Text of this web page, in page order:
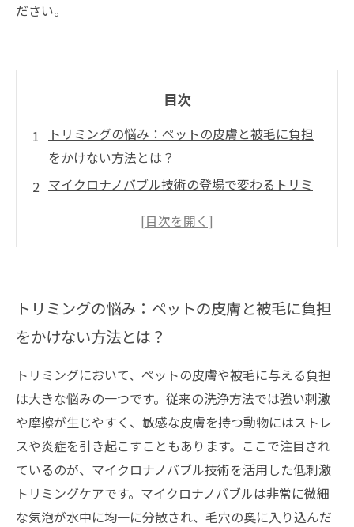
ださい。
目次
トリミングの悩み：ペットの皮膚と被毛に負担
をかけない方法とは？
マイクロナノバブル技術の登場で変わるトリミ
微細な気泡が毛穴の奥の汚れを優しく洗浄、低
たらす多彩なメリット
実際のトリミング現場で証明された効果とペッ
これからのトリミングに欠かせないマイクロナ
ノバブル技術とは？
ペットの快適ケアに向けた革新的な低刺激トリ
ミングの未来
トリミングの悩み：ペットの皮膚と被毛に負担
をかけない方法とは？
トリミングにおいて、ペットの皮膚や被毛に与える負担
は大きな悩みの一つです。従来の洗浄方法では強い刺激
や摩擦が生じやすく、敏感な皮膚を持つ動物にはストレ
スや炎症を引き起こすこともあります。ここで注目され
ているのが、マイクロナノバブル技術を活用した低刺激
トリミングケアです。マイクロナノバブルは非常に微細
な気泡が水中に均一に分散され、毛穴の奥に入り込んだ